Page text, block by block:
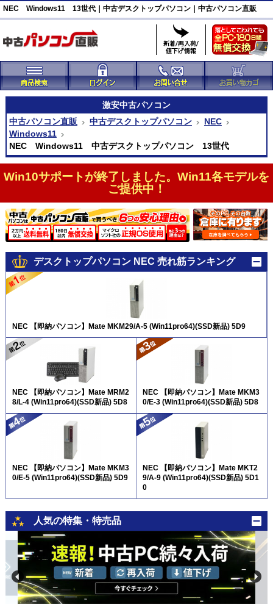
NEC Windows11 13世代｜中古デスクトップパソコン｜中古パソコン直販
激安中古パソコン
中古パソコン直販
中古デスクトップパソコン
NEC
Windows11
NEC Windows11 中古デスクトップパソコン 13世代
Win10サポートが終了しました。Win11各モデルを
ご提供中！
デスクトップパソコン NEC 売れ筋ランキング
NEC 【即納パソコン】Mate MKM29/A-5 (Win11pro64)(SSD新品) 5D9
NEC 【即納パソコン】Mate MRM2
8/L-4 (Win11pro64)(SSD新品) 5D8
NEC 【即納パソコン】Mate MKM3
0/E-3 (Win11pro64)(SSD新品) 5D8
NEC 【即納パソコン】Mate MKM3
0/E-5 (Win11pro64)(SSD新品) 5D9
NEC 【即納パソコン】Mate MKT2
9/A-9 (Win11pro64)(SSD新品) 5D1
0
人気の特集・特売品